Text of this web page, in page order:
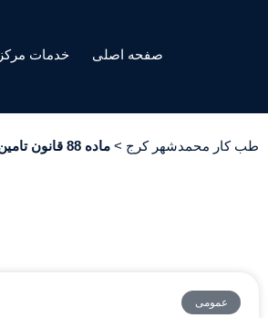
صفحه اصلی خدمات مرکز
طب کار محمدشهر کرج > ماده 88 قانون تامین اجتماعی
عمومی